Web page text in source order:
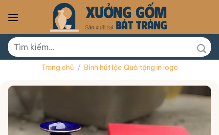
Tìm
kiếm:
Trang chủ / Bình hút lộc Quà tặng in logo